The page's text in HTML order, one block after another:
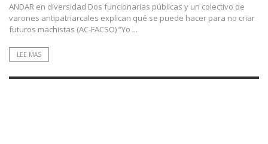
ANDAR en diversidad Dos funcionarias públicas y un colectivo de
varones antipatriarcales explican qué se puede hacer para no criar
futuros machistas (AC-FACSO) “Yo ...
LEE MAS